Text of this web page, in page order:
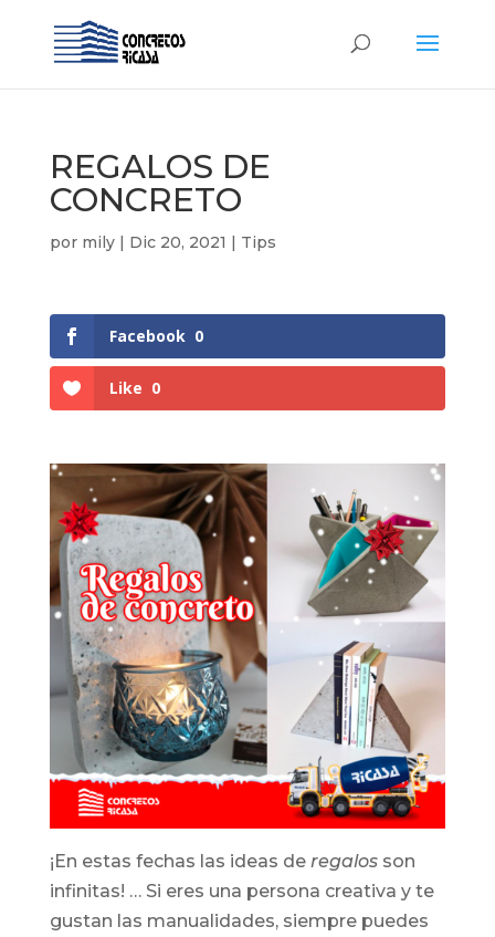
REGALOS DE
CONCRETO
por mily| Dic 20, 2021 | Tips
Facebook 0
Like 0
¡En estas fechas las ideas de regalosson
infinitas! … Si eres una persona creativa y te
gustan las manualidades, siempre puedes